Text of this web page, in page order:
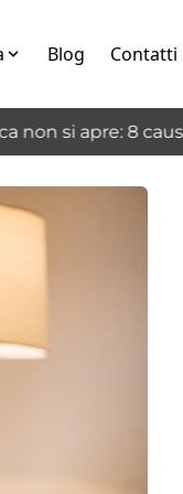
Blog Contatti
si apre: 8 cause